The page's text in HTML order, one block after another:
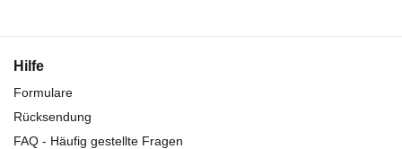
Hilfe
Formulare
Rücksendung
FAQ - Häufig gestellte Fragen